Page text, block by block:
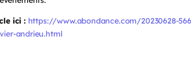
ici : https://www.abondance.com/20230628-
andrieu.html